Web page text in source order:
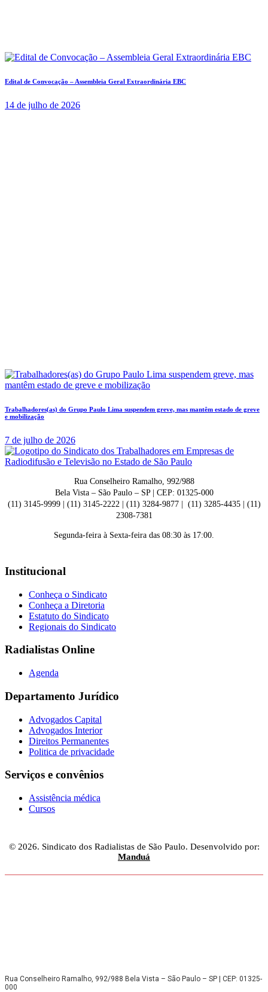
Edital de Convocação – Assembleia Geral Extraordinária EBC
14 de julho de 2026
Trabalhadores(as) do Grupo Paulo Lima suspendem greve, mas mantêm estado de greve
e mobilização
7 de julho de 2026
Rua Conselheiro Ramalho, 992/988
Bela Vista – São Paulo – SP | CEP: 01325-000
(11) 3145-9999 | (11) 3145-2222 | (11) 3284-9877 | (11) 3285-4435 | (11)
2308-7381
Segunda-feira à Sexta-feira das 08:30 às 17:00.
Institucional
Conheça o Sindicato
Conheça a Diretoria
Estatuto do Sindicato
Regionais do Sindicato
Radialistas Online
Agenda
Departamento Jurídico
Advogados Capital
Advogados Interior
Direitos Permanentes
Politica de privacidade
Serviços e convênios
Assistência médica
Cursos
© 2026. Sindicato dos Radialistas de São Paulo. Desenvolvido por:
Manduá
Rua Conselheiro Ramalho, 992/988 Bela Vista – São Paulo – SP | CEP: 01325-
000